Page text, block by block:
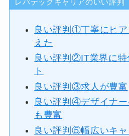
レバテックキャリアのいい評判
良い評判①丁寧にヒア
えた
良い評判②IT業界に特
ト
良い評判③求人が豊富
良い評判④デザイナ
も豊富
良い評判⑤幅広いキ